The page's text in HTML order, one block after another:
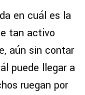
en cuál es la
tan activo
aún sin contar
puede llegar a
ruegan por